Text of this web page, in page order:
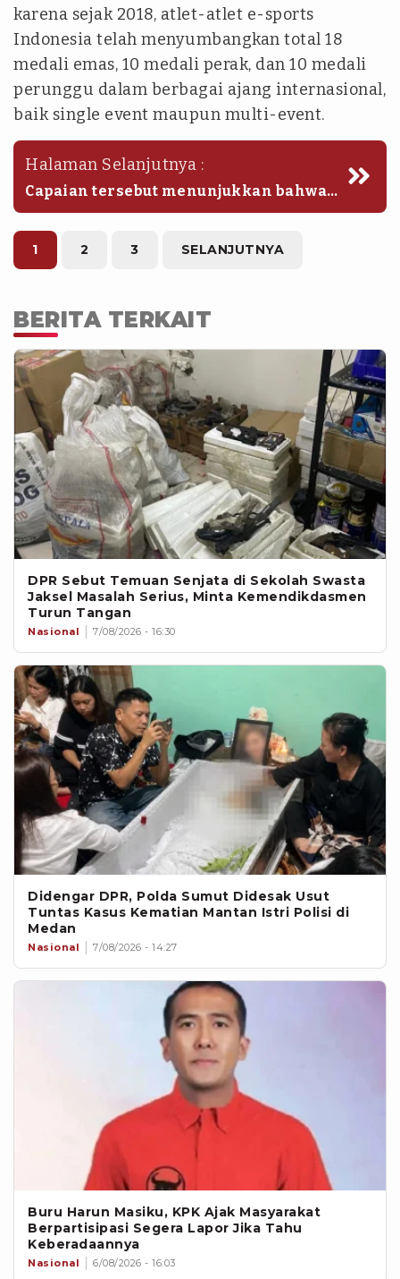
karena sejak 2018, atlet-atlet e-sports
Indonesia telah menyumbangkan total 18
medali emas, 10 medali perak, dan 10 medali
perunggu dalam berbagai ajang internasional,
baik single event maupun multi-event.
Halaman Selanjutnya :
Capaian tersebut menunjukkan bahwa
Indonesia memiliki talenta yang
mampu bersaing di tingkat dunia
apabila didukung oleh ekosistem yang
kuat dan berkelanjutan.
1 2 3 SELANJUTNYA
BERITA TERKAIT
DPR Sebut Temuan Senjata di Sekolah Swasta
Jaksel Masalah Serius, Minta Kemendikdasmen
Turun Tangan
Nasional 7/08/2026 - 16:30
Didengar DPR, Polda Sumut Didesak Usut
Tuntas Kasus Kematian Mantan Istri Polisi di
Medan
Nasional 7/08/2026 - 14:27
Buru Harun Masiku, KPK Ajak Masyarakat
Berpartisipasi Segera Lapor Jika Tahu
Keberadaannya
Nasional 6/08/2026 - 16:03